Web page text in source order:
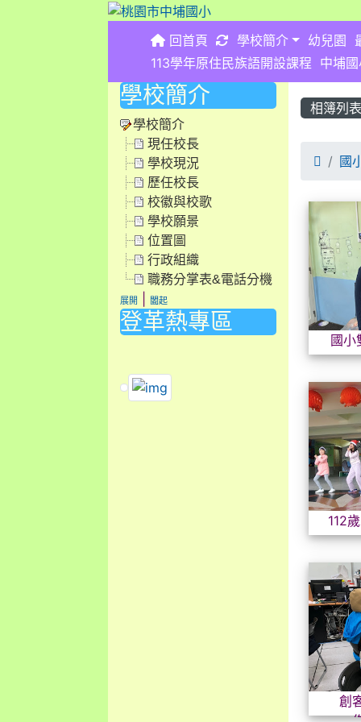
回首頁 重新取得佈景設定
學校簡介 幼兒園
113學年原住民族語開設課程 中埔
相簿列
 國
相
國小
112
創
學校簡介
學校簡介
現任校長
學校現況
歷任校長
校徽與校歌
學校願景
位置圖
行政組織
職務分掌表&電話分機
展開 闔起
登革熱專區
link to https://dengue.tn.edu.tw/
link to https://dengue.tn.edu.tw/
link to https://